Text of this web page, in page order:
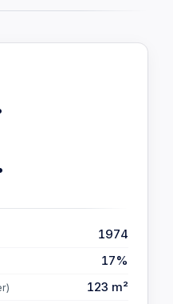
1974
17%
123 m²